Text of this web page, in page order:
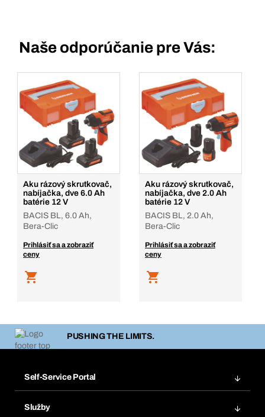
Naše odporúčanie pre Vás:
Aku rázový skrutkovač,
nabíjačka, dve 6.0 Ah
batérie 12 V
BACIS BL, 6.0 Ah,
Bera-Clic
Prihlásiť sa a zobraziť
ceny
Aku rázový skrutkovač,
nabíjačka, dve 2.0 Ah
batérie 12 V
BACIS BL, 2.0 Ah,
Bera-Clic
Prihlásiť sa a zobraziť
ceny
PUSHING THE LIMITS.
Self-Service Portal
Služby